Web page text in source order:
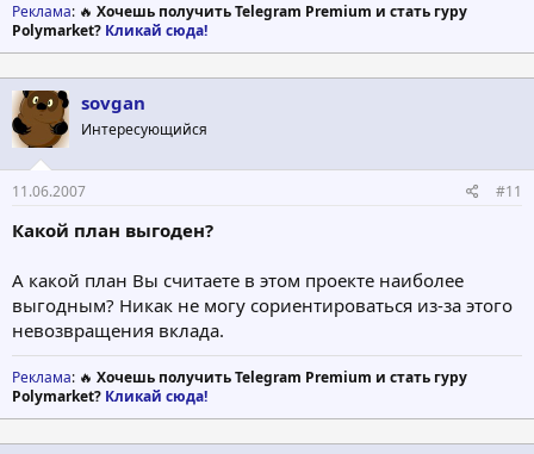
Реклама: 🔥 Хочешь получить Telegram Premium и стать гуру
Polymarket? Кликай сюда!
sovgan
Интересующийся
11.06.2007 #11
Какой план выгоден?
А какой план Вы считаете в этом проекте наиболее
выгодным? Никак не могу сориентироваться из-за этого
невозвращения вклада.
Реклама: 🔥 Хочешь получить Telegram Premium и стать гуру
Polymarket? Кликай сюда!